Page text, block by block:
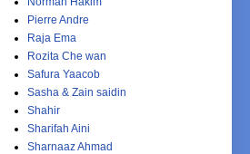
Pierre Andre
Raja Ema
Rozita Che wan
Safura Yaacob
Sasha & Zain saidin
Shahir
Sharifah Aini
Sharnaaz Ahmad